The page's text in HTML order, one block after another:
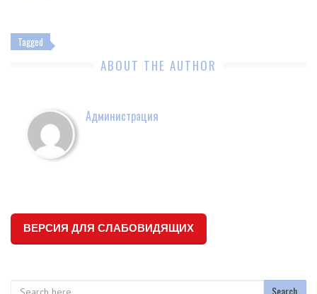
Tagged
ABOUT THE AUTHOR
Администрация
ВЕРСИЯ ДЛЯ СЛАБОВИДЯЩИХ